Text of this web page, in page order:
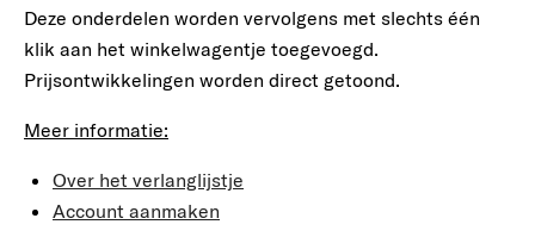
Deze onderdelen worden vervolgens met slechts één
klik aan het winkelwagentje toegevoegd.
Prijsontwikkelingen worden direct getoond.
Meer informatie:
Over het verlanglijstje
Account aanmaken